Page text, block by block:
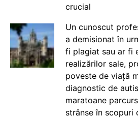
crucial
Un cunoscut
a demisionat în
fi plagiat sau ar fi
realizărilor sale,
poveste de viață
diagnostic de
maratoane
strânse în scopuri